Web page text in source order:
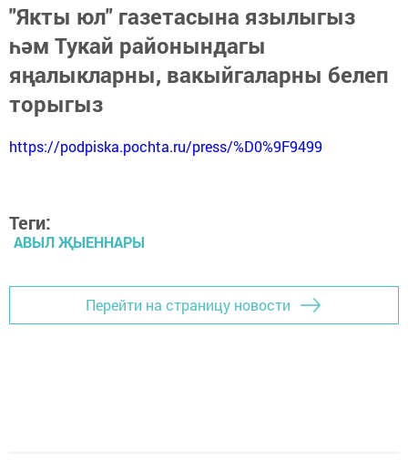
"Якты юл" газетасына язылыгыз
һәм Тукай районындагы
яңалыкларны, вакыйгаларны белеп
торыгыз
https://podpiska.pochta.ru/press/%D0%9F9499
Теги:
АВЫЛ ҖЫЕННАРЫ
Перейти на страницу новости